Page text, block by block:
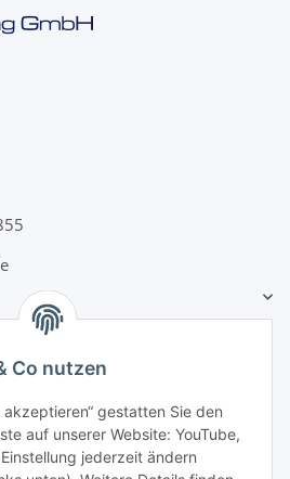
Co nutzen
akzeptieren“ gestatten Sie den
auf unserer Website: YouTube,
jederzeit ändern